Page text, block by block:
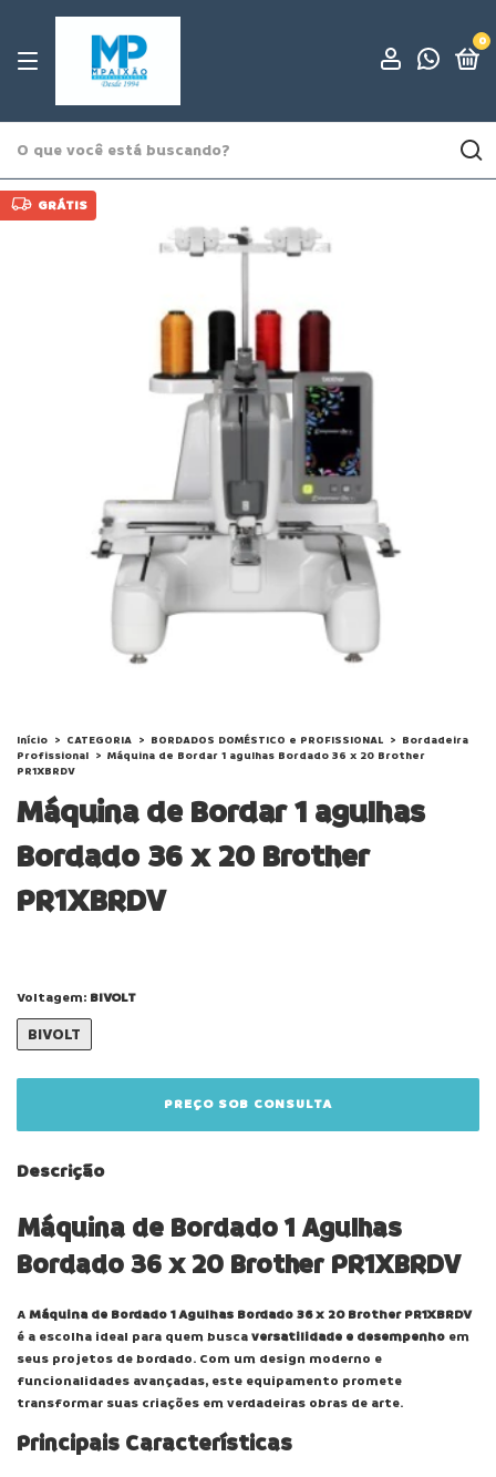
0
GRÁTIS
Início > CATEGORIA > BORDADOS DOMÉSTICO e PROFISSIONAL > Bordadeira
Profissional > Máquina de Bordar 1 agulhas Bordado 36 x 20 Brother
PR1XBRDV
Máquina de Bordar 1 agulhas
Bordado 36 x 20 Brother
PR1XBRDV
Voltagem: BIVOLT
BIVOLT
Descrição
Máquina de Bordado 1 Agulhas
Bordado 36 x 20 Brother PR1XBRDV
AMáquina de Bordado 1 Agulhas Bordado 36 x 20 Brother PR1XBRDV
é a escolha ideal para quem buscaversatilidade e desempenho em
seus projetos de bordado. Com um design moderno e
funcionalidades avançadas, este equipamento promete
transformar suas criações em verdadeiras obras de arte.
Principais Características